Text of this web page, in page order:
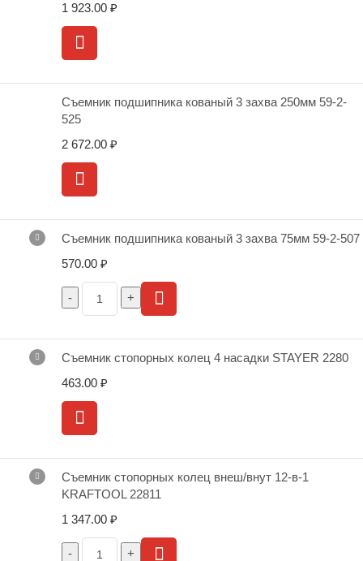
1 923.00 ₽
Съемник подшипника кованый 3 захва 250мм 59-2-
525
2 672.00 ₽
Съемник подшипника кованый 3 захва 75мм 59-2-507
570.00 ₽
Съемник стопорных колец 4 насадки STAYER 2280
463.00 ₽
Съемник стопорных колец внеш/внут 12-в-1
KRAFTOOL 22811
1 347.00 ₽